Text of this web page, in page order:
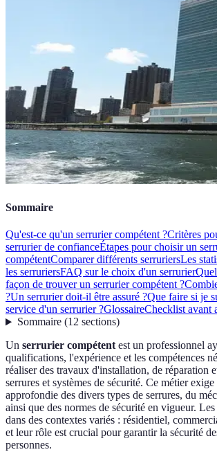
Sommaire
Qu'est-ce qu'un serrurier compétent ?Critères
serrurier de confianceÉtapes pour choisir un
compétentComparer différents serruriersLes
les serruriersFAQ sur le choix d'un serrurier
façon de trouver un serrurier compétent ?
?Un serrurier doit-il être assuré ?Que faire si je
service d'un serrurier ?GlossaireChecklist avant
Sommaire(12 sections)
Un serrurier compétentest un professionnel
qualifications, l'expérience et les compétences
réaliser des travaux d'installation, de réparation
serrures et systèmes de sécurité. Ce métier
approfondie des divers types de serrures, du
ainsi que des normes de sécurité en vigueur.
dans des contextes variés : résidentiel,
et leur rôle est crucial pour garantir la sécurité
personnes.